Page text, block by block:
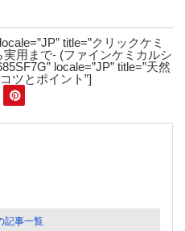
title=”クリックケミ
用まで- (ファインケミカルシ
locale=”JP” title=”天然
ツとポイント”]
記事一覧